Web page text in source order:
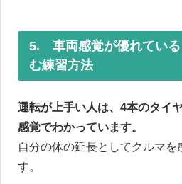
5. 車両感覚が優れている
む練習方法
運転が上手い人は、4本のタイ
感覚でわかっています。
自分の体の延長としてクルマ
す。